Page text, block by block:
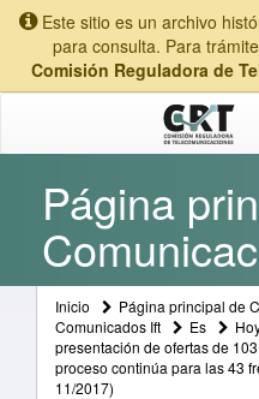
Este sitio es un archivo
para consulta. Para
Comisión Reguladora de
Página
Inicio
Página principal de
Comunicados Ift
Es
presentación de ofertas de
proceso continúa para las 43
11/2017)